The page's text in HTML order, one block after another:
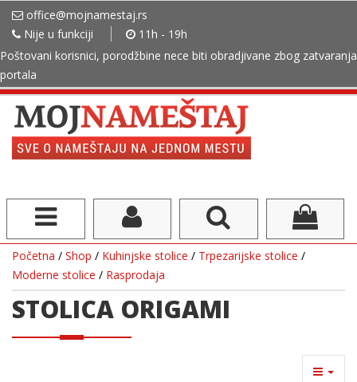
office@mojnamestaj.rs
Nije u funkciji
11h - 19h
Poštovani korisnici, porodžbine nece biti obradjivane zbog zatvaranja
portala
Početna / Shop / Kuhinjske stolice / Trpezarijske stolice /
Moderne stolice / Rasprodaja
STOLICA ORIGAMI